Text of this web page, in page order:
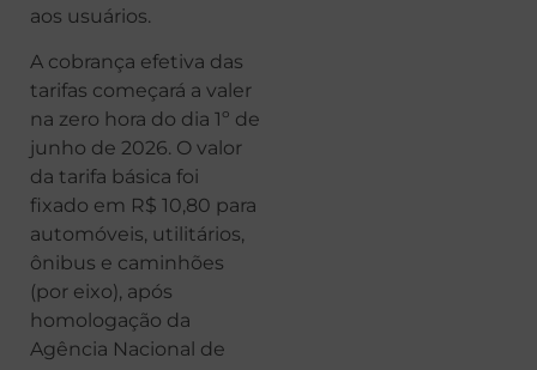
aos usuários.
A cobrança efetiva das
tarifas começará a valer
na zero hora do dia 1º de
junho de 2026. O valor
da tarifa básica foi
fixado em R$ 10,80 para
automóveis, utilitários,
ônibus e caminhões
(por eixo), após
homologação da
Agência Nacional de